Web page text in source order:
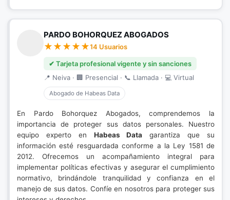
PARDO BOHORQUEZ ABOGADOS
14 Usuarios
✔ Tarjeta profesional vigente y sin sanciones
📍 Neiva · 🏢 Presencial · 📞 Llamada · 💻 Virtual
Abogado de Habeas Data
En Pardo Bohorquez Abogados, comprendemos la
importancia de proteger sus datos personales. Nuestro
equipo experto en Habeas Data garantiza que su
información esté resguardada conforme a la Ley 1581 de
2012. Ofrecemos un acompañamiento integral para
implementar políticas efectivas y asegurar el cumplimiento
normativo, brindándole tranquilidad y confianza en el
manejo de sus datos. Confíe en nosotros para proteger sus